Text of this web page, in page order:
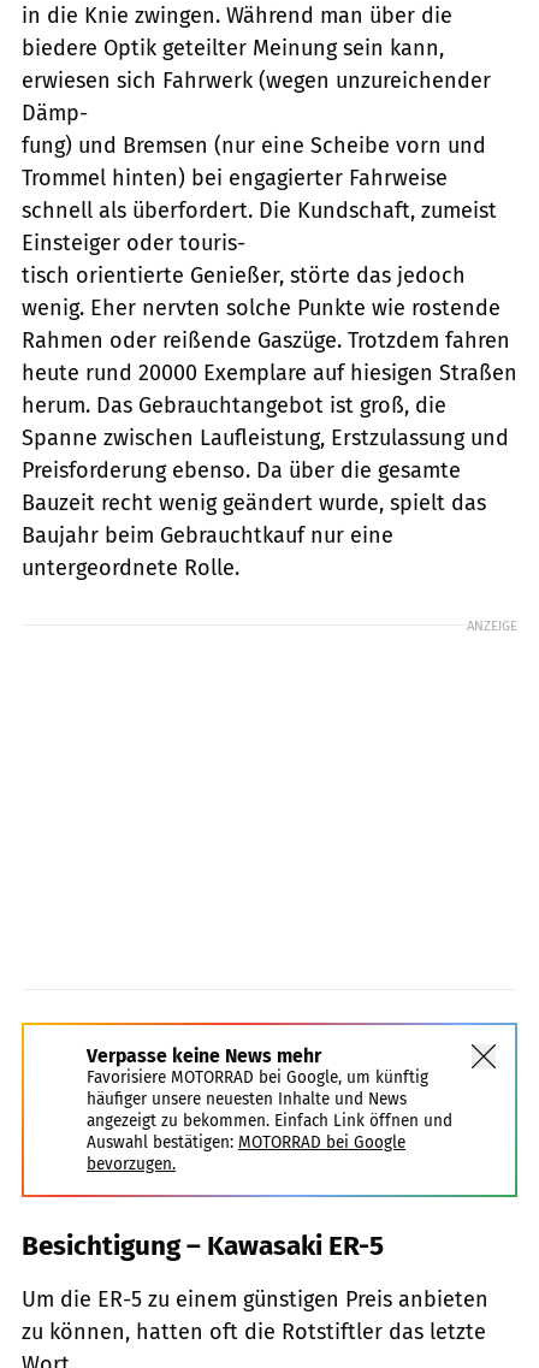
in die Knie zwingen. Während man über die
biedere Optik geteilter Meinung sein kann,
erwiesen sich Fahrwerk (wegen unzureichender
Dämp-
fung) und Bremsen (nur eine Scheibe vorn und
Trommel hinten) bei engagierter Fahrweise
schnell als überfordert. Die Kundschaft, zumeist
Einsteiger oder touris-
tisch orientierte Genießer, störte das jedoch
wenig. Eher nervten solche Punkte wie rostende
Rahmen oder reißende Gaszüge. Trotzdem fahren
heute rund 20000 Exemplare auf hiesigen Straßen
herum. Das Gebrauchtangebot ist groß, die
Spanne zwischen Laufleistung, Erstzulassung und
Preisforderung ebenso. Da über die gesamte
Bauzeit recht wenig geändert wurde, spielt das
Baujahr beim Gebrauchtkauf nur eine
untergeordnete Rolle.
ANZEIGE
Verpasse keine News mehr
Favorisiere MOTORRAD bei Google, um künftig
häufiger unsere neuesten Inhalte und News
angezeigt zu bekommen. Einfach Link öffnen und
Auswahl bestätigen: MOTORRAD bei Google
bevorzugen.
Besichtigung – Kawasaki ER-5
Um die ER-5 zu einem günstigen Preis anbieten
zu können, hatten oft die Rotstiftler das letzte